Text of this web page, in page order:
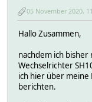
05 November 2020,
Hallo Zusammen,
nachdem ich
Wechselrichter
ich hier über meine
berichten.